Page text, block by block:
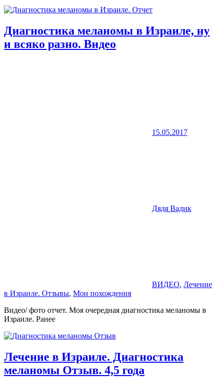
Диагностика меланомы в Израиле, ну
и всяко разно. Видео
15.05.2017
Дядя Вадик
ВИДЕО, Лечение
в Израиле. Отзывы, Мои похождения
Видео/ фото отчет. Моя очередная диагностика меланомы в
Израиле. Ранее
Лечение в Израиле. Диагностика
меланомы Отзыв. 4,5 года